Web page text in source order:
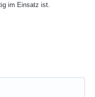
im Einsatz ist.